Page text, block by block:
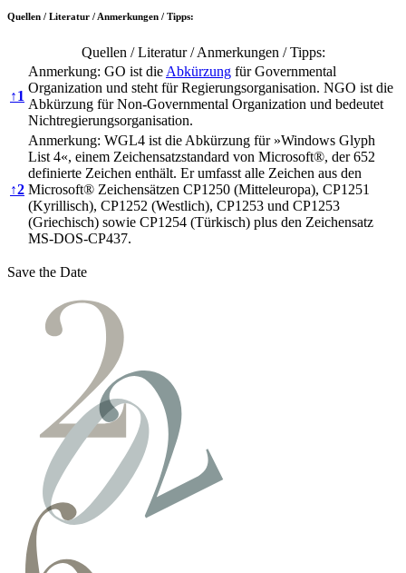
Quellen / Literatur / Anmerkungen / Tipps:
Quellen / Literatur / Anmerkungen / Tipps:
↑1
Anmerkung: GO ist die Abkürzung für Governmental
Organization und steht für Regierungsorganisation. NGO ist die
Abkürzung für Non-Governmental Organization und bedeutet
Nichtregierungsorganisation.
↑2
Anmerkung: WGL4 ist die Abkürzung für »Windows Glyph
List 4«, einem Zeichensatzstandard von Microsoft®, der 652
definierte Zeichen enthält. Er umfasst alle Zeichen aus den
Microsoft® Zeichensätzen CP1250 (Mitteleuropa), CP1251
(Kyrillisch), CP1252 (Westlich), CP1253 und CP1253
(Griechisch) sowie CP1254 (Türkisch) plus den Zeichensatz
MS-DOS-CP437.
Save the Date